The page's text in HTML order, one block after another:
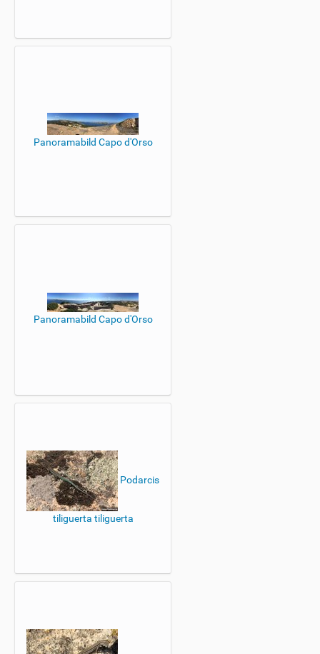
Panoramabild Capo d'Orso
Panoramabild Capo d'Orso
Podarcis
tiliguerta tiliguerta